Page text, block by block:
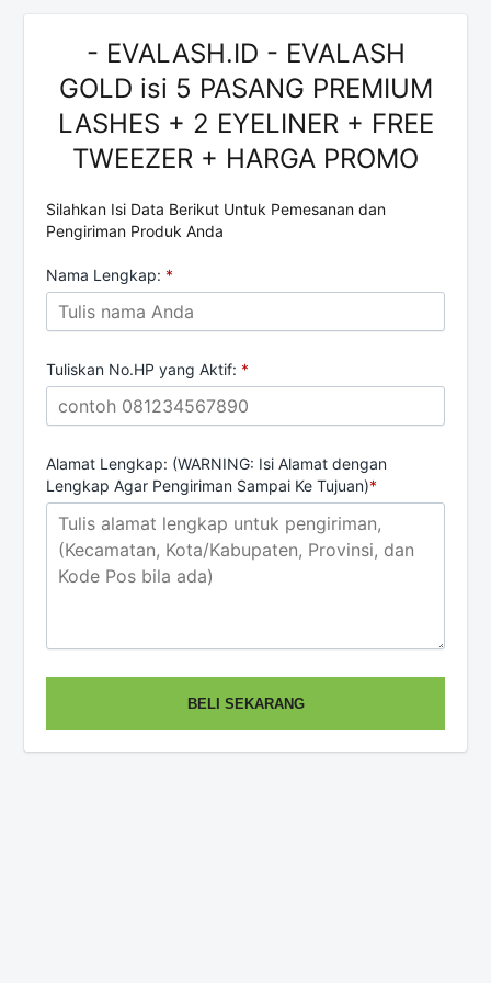
- EVALASH.ID - EVALASH
GOLD isi 5 PASANG PREMIUM
LASHES + 2 EYELINER + FREE
TWEEZER + HARGA PROMO
Silahkan Isi Data Berikut Untuk Pemesanan dan
Pengiriman Produk Anda
Nama Lengkap: *
Tuliskan No.HP yang Aktif: *
Alamat Lengkap: (WARNING: Isi Alamat dengan
Lengkap Agar Pengiriman Sampai Ke Tujuan)*